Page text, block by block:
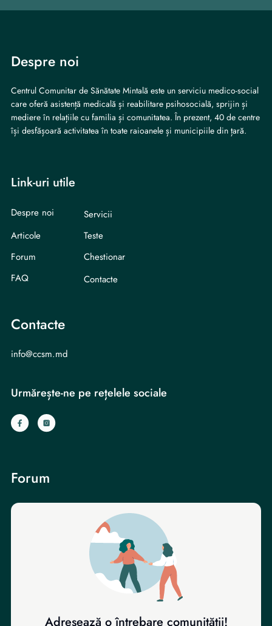
Despre noi
Centrul Comunitar de Sănătate Mintală este un serviciu medico-social
care oferă asistență medicală și reabilitare psihosocială, sprijin și
mediere în relațiile cu familia și comunitatea. În prezent, 40 de centre
își desfășoară activitatea în toate raioanele și municipiile din țară.
Link-uri utile
Despre noi
Servicii
Articole
Teste
Forum
Chestionar
FAQ
Contacte
Contacte
info@ccsm.md
Urmărește-ne pe rețelele sociale
Forum
Adresează o întrebare comunității!